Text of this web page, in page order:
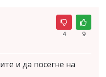
4 9
и да посегне на